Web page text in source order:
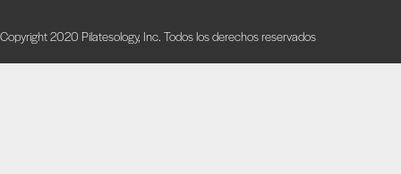
Copyright 2020 Pilatesology, Inc. Todos los derechos reservados